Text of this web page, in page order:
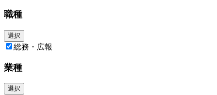
職種
選択
総務・広報
業種
選択